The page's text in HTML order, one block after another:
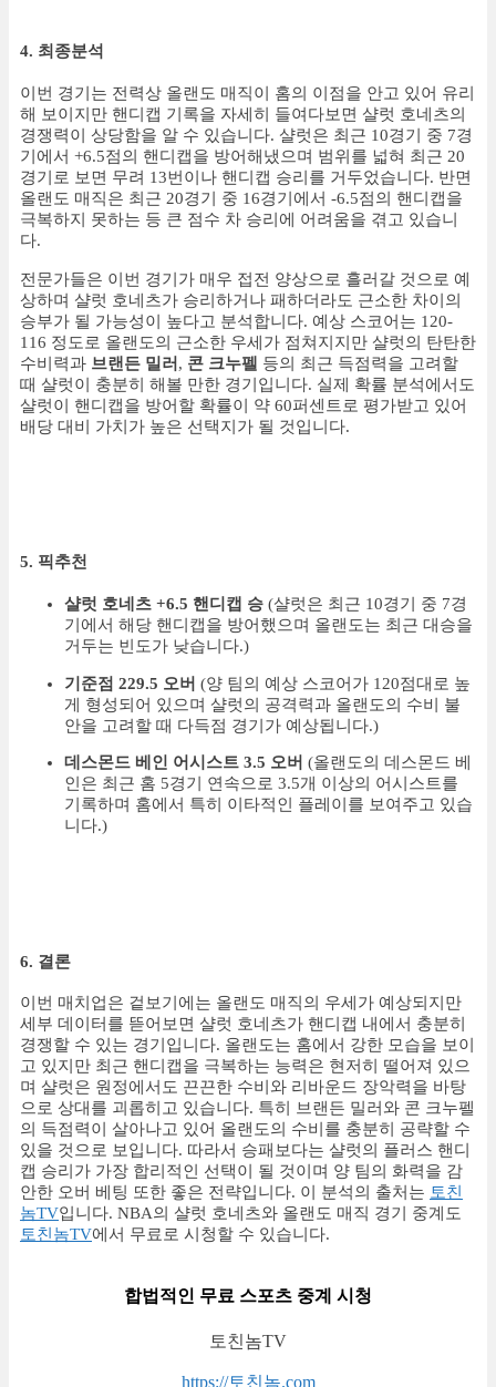
4. 최종분석
이번 경기는 전력상 올랜도 매직이 홈의 이점을 안고 있어 유리
해 보이지만 핸디캡 기록을 자세히 들여다보면 샬럿 호네츠의
경쟁력이 상당함을 알 수 있습니다. 샬럿은 최근 10경기 중 7경
기에서 +6.5점의 핸디캡을 방어해냈으며 범위를 넓혀 최근 20
경기로 보면 무려 13번이나 핸디캡 승리를 거두었습니다. 반면
올랜도 매직은 최근 20경기 중 16경기에서 -6.5점의 핸디캡을
극복하지 못하는 등 큰 점수 차 승리에 어려움을 겪고 있습니
다.
전문가들은 이번 경기가 매우 접전 양상으로 흘러갈 것으로 예
상하며 샬럿 호네츠가 승리하거나 패하더라도 근소한 차이의
승부가 될 가능성이 높다고 분석합니다. 예상 스코어는 120-
116 정도로 올랜도의 근소한 우세가 점쳐지지만 샬럿의 탄탄한
수비력과 브랜든 밀러 , 콘 크누펠 등의 최근 득점력을 고려할
때 샬럿이 충분히 해볼 만한 경기입니다. 실제 확률 분석에서도
샬럿이 핸디캡을 방어할 확률이 약 60퍼센트로 평가받고 있어
배당 대비 가치가 높은 선택지가 될 것입니다.
5. 픽추천
샬럿 호네츠 +6.5 핸디캡 승 (샬럿은 최근 10경기 중 7경
기에서 해당 핸디캡을 방어했으며 올랜도는 최근 대승을
거두는 빈도가 낮습니다.)
기준점 229.5 오버 (양 팀의 예상 스코어가 120점대로 높
게 형성되어 있으며 샬럿의 공격력과 올랜도의 수비 불
안을 고려할 때 다득점 경기가 예상됩니다.)
데스몬드 베인 어시스트 3.5 오버 (올랜도의 데스몬드 베
인은 최근 홈 5경기 연속으로 3.5개 이상의 어시스트를
기록하며 홈에서 특히 이타적인 플레이를 보여주고 있습
니다.)
6. 결론
이번 매치업은 겉보기에는 올랜도 매직의 우세가 예상되지만
세부 데이터를 뜯어보면 샬럿 호네츠가 핸디캡 내에서 충분히
경쟁할 수 있는 경기입니다. 올랜도는 홈에서 강한 모습을 보이
고 있지만 최근 핸디캡을 극복하는 능력은 현저히 떨어져 있으
며 샬럿은 원정에서도 끈끈한 수비와 리바운드 장악력을 바탕
으로 상대를 괴롭히고 있습니다. 특히 브랜든 밀러와 콘 크누펠
의 득점력이 살아나고 있어 올랜도의 수비를 충분히 공략할 수
있을 것으로 보입니다. 따라서 승패보다는 샬럿의 플러스 핸디
캡 승리가 가장 합리적인 선택이 될 것이며 양 팀의 화력을 감
안한 오버 베팅 또한 좋은 전략입니다. 이 분석의 출처는 토친
놈TV입니다. NBA의 샬럿 호네츠와 올랜도 매직 경기 중계도
토친놈TV에서 무료로 시청할 수 있습니다.
합법적인 무료 스포츠 중계 시청
토친놈TV
https://토친놈.com